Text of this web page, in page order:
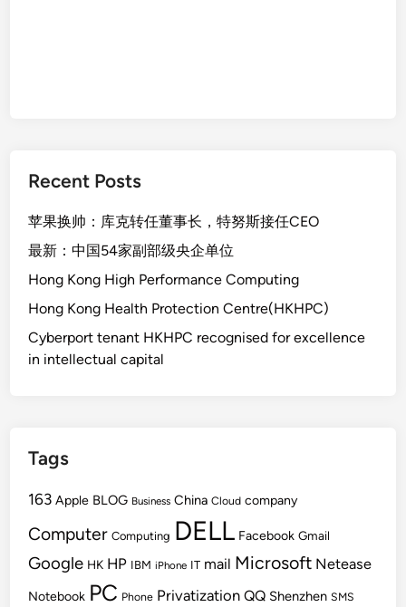
Recent Posts
苹果换帅：库克转任董事长，特努斯接任CEO
最新：中国54家副部级央企单位
Hong Kong High Performance Computing
Hong Kong Health Protection Centre(HKHPC)
Cyberport tenant HKHPC recognised for excellence
in intellectual capital
Tags
163 Apple BLOG Business China Cloud company
Computer Computing DELL Facebook Gmail
Google HK HP IBM iPhone IT mail Microsoft Netease
Notebook PC Phone Privatization QQ Shenzhen SMS